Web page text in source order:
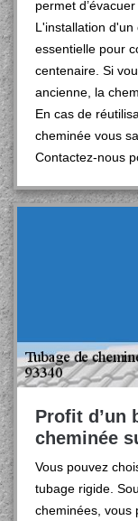
permet
L'installation
essentielle pour
centenaire. Si
ancienne, la
En cas de
cheminée vous
Contactez-nous
Profit d’un
cheminée
Vous pouvez
tubage rigide.
cheminées, vous